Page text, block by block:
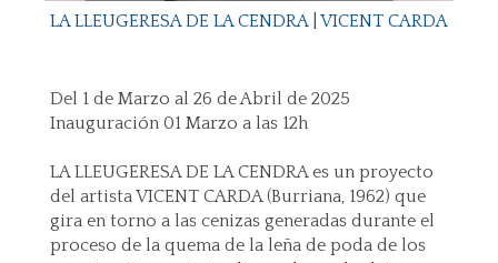
LA LLEUGERESA DE LA CENDRA | VICENT CARDA
Del 1 de Marzo al 26 de Abril de 2025
Inauguración 01 Marzo a las 12h
LA LLEUGERESA DE LA CENDRA es un proyecto
del artista VICENT CARDA (Burriana, 1962) que
gira en torno a las cenizas generadas durante el
proceso de la quema de la leña de poda de los